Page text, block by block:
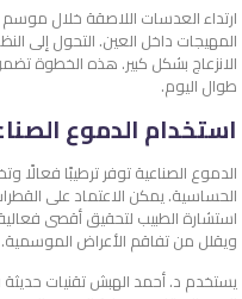
ارتداء العدسات اللاصقة خلال
المهيجات داخل العين. التحول إلى
الانزعاج بشكل كبير. هذه الخطوة
طوال اليوم.
استخدام الدموع
الدموع الصناعية توفر ترطيبًا فعالًا
الحساسية. يمكن الاعتماد على
استشارة الطبيب لتحقيق أقصى
ويقلل من تفاقم الأعراض الموسمية.
يستخدم د. أحمد الهبش تقنيات